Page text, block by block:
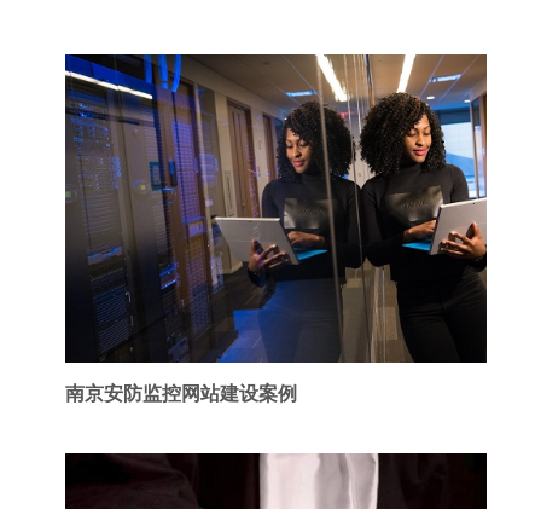
南京安防监控网站建设案例